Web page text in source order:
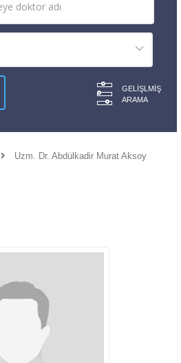
GELIŞLMIŞ
ARAMA
Uzm. Dr. Abdülkadir Murat Aksoy